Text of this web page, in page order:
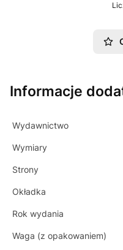
Informacje
Wydawnictwo
Wymiary
Strony
Okładka
Rok wydania
Waga (z opakowaniem)